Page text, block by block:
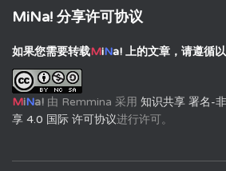
MiNa! 分享许可协议
如果您需要转载MiNa! 上的文章，请遵循
MiNa! 由 Remmina 采用 知识共享 署名-
享 4.0 国际 许可协议进行许可。